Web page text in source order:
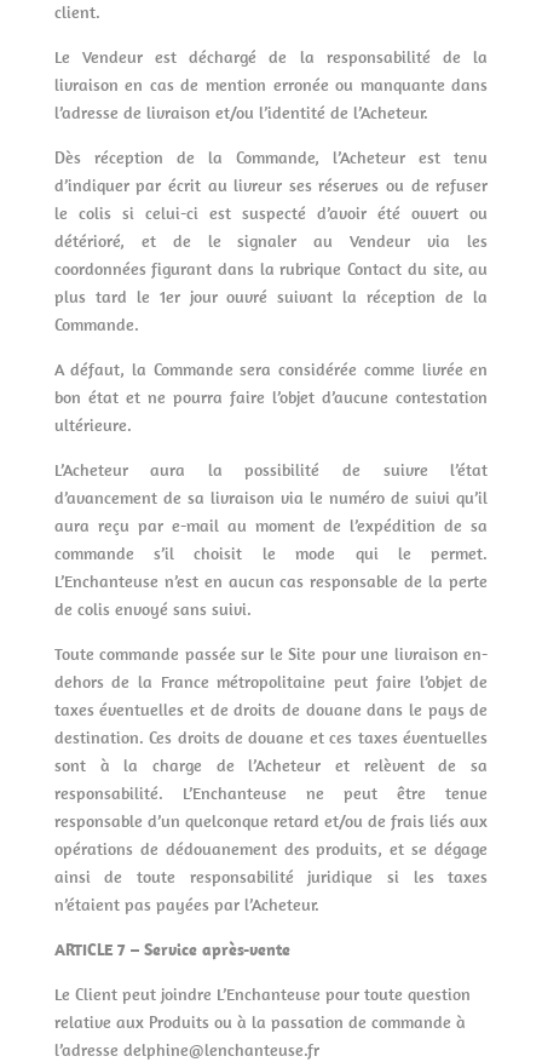
client.
Le Vendeur est déchargé de la responsabilité de la
livraison en cas de mention erronée ou manquante dans
l’adresse de livraison et/ou l’identité de l’Acheteur.
Dès réception de la Commande, l’Acheteur est tenu
d’indiquer par écrit au livreur ses réserves ou de refuser
le colis si celui-ci est suspecté d’avoir été ouvert ou
détérioré, et de le signaler au Vendeur via les
coordonnées figurant dans la rubrique Contact du site, au
plus tard le 1er jour ouvré suivant la réception de la
Commande.
A défaut, la Commande sera considérée comme livrée en
bon état et ne pourra faire l’objet d’aucune contestation
ultérieure.
L’Acheteur aura la possibilité de suivre l’état
d’avancement de sa livraison via le numéro de suivi qu’il
aura reçu par e-mail au moment de l’expédition de sa
commande s’il choisit le mode qui le permet.
L’Enchanteuse n’est en aucun cas responsable de la perte
de colis envoyé sans suivi.
Toute commande passée sur le Site pour une livraison en-
dehors de la France métropolitaine peut faire l’objet de
taxes éventuelles et de droits de douane dans le pays de
destination. Ces droits de douane et ces taxes éventuelles
sont à la charge de l’Acheteur et relèvent de sa
responsabilité. L’Enchanteuse ne peut être tenue
responsable d’un quelconque retard et/ou de frais liés aux
opérations de dédouanement des produits, et se dégage
ainsi de toute responsabilité juridique si les taxes
n’étaient pas payées par l’Acheteur.
ARTICLE 7 – Service après-vente
Le Client peut joindre L’Enchanteuse pour toute question
relative aux Produits ou à la passation de commande à
l’adresse delphine@lenchanteuse.fr